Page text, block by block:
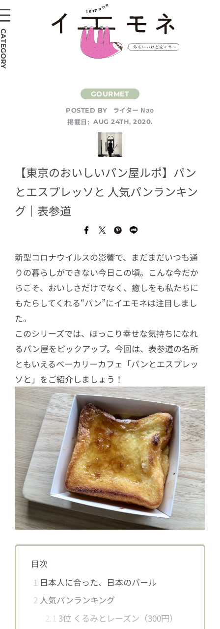
POSTED BY
ライター Nao
掲載日: AUG 24TH, 2020.
【東京のおいしいパン屋ルポ】パン
とエスプレッソと 人気パンランキン
グ｜表参道
新型コロナウイルスの影響で、まだまだいつも通
りの暮らしができない今日この頃。こんな今だか
らこそ、おいしさだけでなく、癒しをも私たちに
もたらしてくれる“パン”にイエモネは注目しまし
た。
このシリーズでは、ほっこり幸せな気持ちになれ
るパン屋をピックアップ。今回は、表参道の名所
ともいえるベーカリーカフェ「パンとエスプレッ
ソと」をご紹介しましょう！
目次
1 日本人に合った、日本のバール
2 人気パンランキング
2.1 3位 くるみとレーズン（300円）